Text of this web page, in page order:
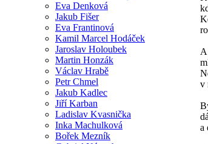
Eva Denková
Jakub Fišer
Eva Frantinová
Kamil Marcel Hodáček
Jaroslav Holoubek
Martin Honzák
Václav Hrabě
Petr Chmel
Jakub Kadlec
Jiří Karban
Ladislav Kvasnička
Inka Machulková
Bořek Mezník
A
v
a